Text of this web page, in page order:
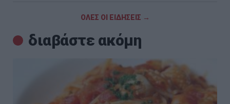
ΟΛΕΣ ΟΙ ΕΙΔΗΣΕΙΣ →
διαβάστε ακόμη